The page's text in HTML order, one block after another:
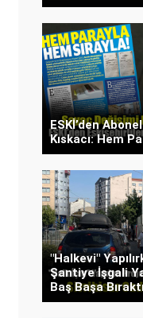
ESKİ’den
Kıskacı: Hem
"Halkevi"
Şantiye İşgali
Baş Başa